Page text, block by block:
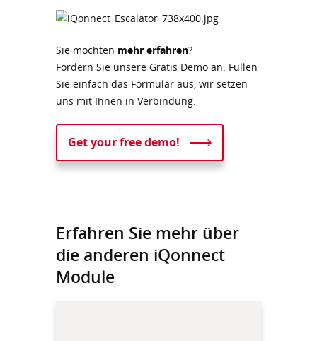
Sie möchten mehr erfahren?
Fordern Sie unsere Gratis Demo an. Füllen
Sie einfach das Formular aus, wir setzen
uns mit Ihnen in Verbindung.
Get your free demo!
Erfahren Sie mehr über
die anderen iQonnect
Module